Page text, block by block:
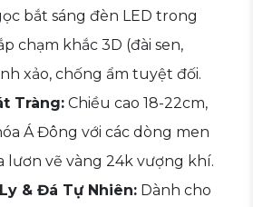
bắt sáng đèn LED trong
chạm khắc 3D (đài sen,
xảo, chống ẩm tuyệt đối.
Tràng: Chiều cao 18-22cm,
Á Đông với các dòng men
lươn vẽ vàng 24k vượng khí.
& Đá Tự Nhiên: Dành cho